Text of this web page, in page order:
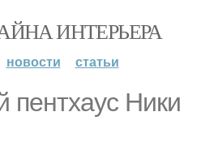
ИНТЕРЬЕРА
новости статьи
пентхаус Ники